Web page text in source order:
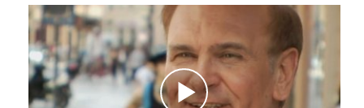
prev